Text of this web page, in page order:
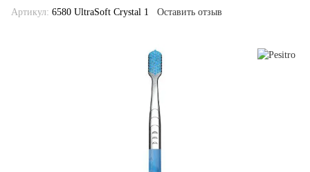
Артикул: 6580 UltraSoft Crystal 1 Оставить отзыв